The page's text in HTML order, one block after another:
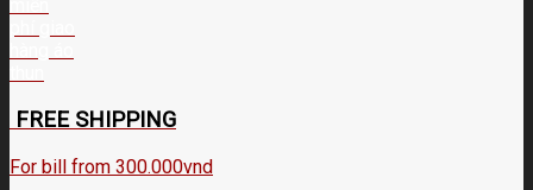
FREE SHIPPING
For bill from 300.000vnd